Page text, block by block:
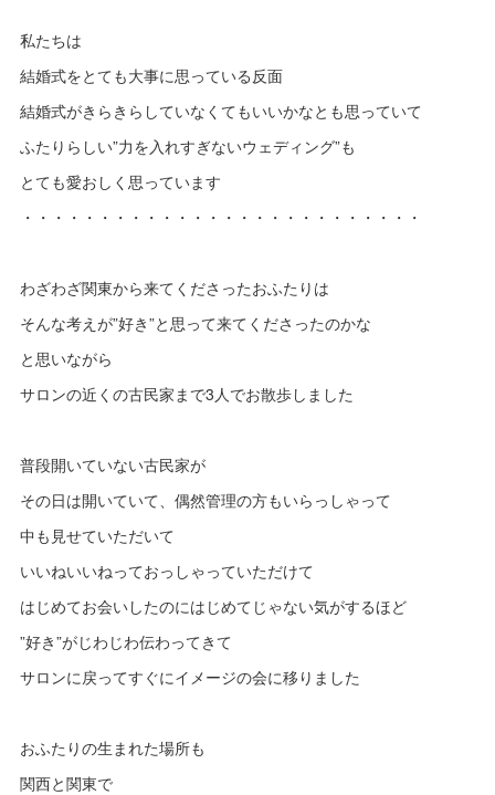
私たちは
結婚式をとても大事に思っている反面
結婚式がきらきらしていなくてもいいかなとも思っていて
ふたりらしい”力を入れすぎないウェディング”も
とても愛おしく思っています
・・・・・・・・・・・・・・・・・・・・・・・・・・
わざわざ関東から来てくださったおふたりは
そんな考えが”好き”と思って来てくださったのかな
と思いながら
サロンの近くの古民家まで3人でお散歩しました
普段開いていない古民家が
その日は開いていて、偶然管理の方もいらっしゃって
中も見せていただいて
いいねいいねっておっしゃっていただけて
はじめてお会いしたのにはじめてじゃない気がするほど
”好き”がじわじわ伝わってきて
サロンに戻ってすぐにイメージの会に移りました
おふたりの生まれた場所も
関西と関東で